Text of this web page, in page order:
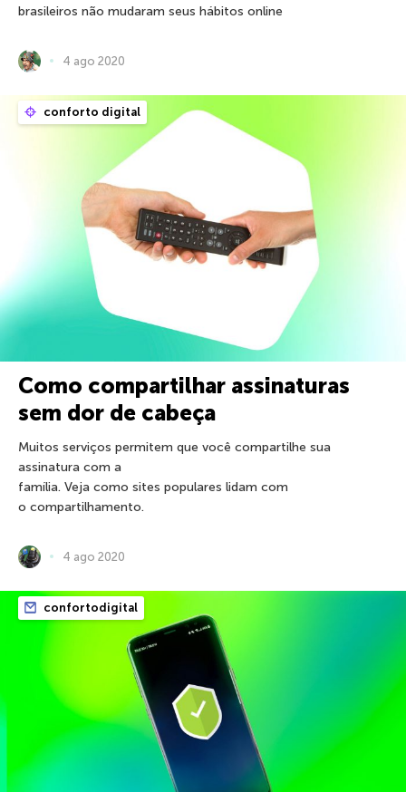
brasileiros não mudaram seus hábitos online
4 ago 2020
conforto digital
Como compartilhar assinaturas
sem dor de cabeça
Muitos serviços permitem que você compartilhe sua
assinatura com a
família. Veja como sites populares lidam com
o compartilhamento.
4 ago 2020
confortodigital